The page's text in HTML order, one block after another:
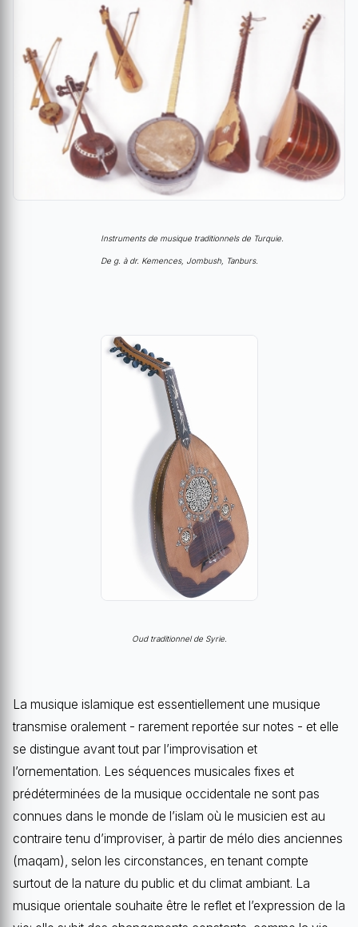
Instruments de musique traditionnels de Turquie.
De g. à dr. Kemences, Jombush, Tanburs.
Oud traditionnel de Syrie.
La musique islamique est essentiellement une musique
transmise oralement - rarement reportée sur notes - et elle
se distingue avant tout par l’improvisation et
l’ornementation. Les séquences musicales fixes et
prédéterminées de la musique occidentale ne sont pas
connues dans le monde de l’islam où le musicien est au
contraire tenu d’improviser, à partir de mélo dies anciennes
(maqam), selon les circonstances, en tenant compte
surtout de la nature du public et du climat ambiant. La
musique orientale souhaite être le reflet et l’expression de la